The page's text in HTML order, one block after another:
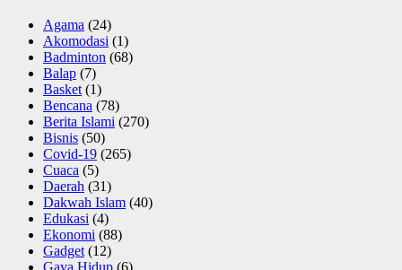
Agama (24)
Akomodasi (1)
Badminton (68)
Balap (7)
Basket (1)
Bencana (78)
Berita Islami (270)
Bisnis (50)
Covid-19 (265)
Cuaca (5)
Daerah (31)
Dakwah Islam (40)
Edukasi (4)
Ekonomi (88)
Gadget (12)
Gaya Hidup (6)